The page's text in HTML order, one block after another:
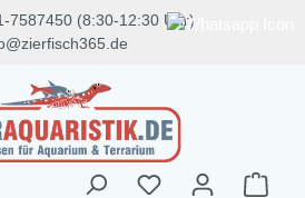
7587450 (8:30-12:30 Uhr)